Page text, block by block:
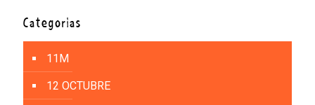
Categorías
11M
12 OCTUBRE